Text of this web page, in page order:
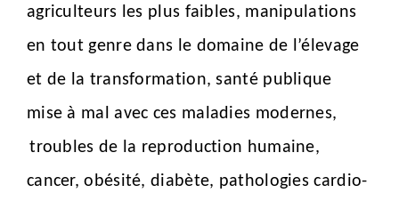
agriculteurs les plus faibles, manipulations
en tout genre dans le domaine de l’élevage
et de la transformation, santé publique
mise à mal avec ces maladies modernes,
troubles de la reproduction humaine,
cancer, obésité, diabète, pathologies cardio-